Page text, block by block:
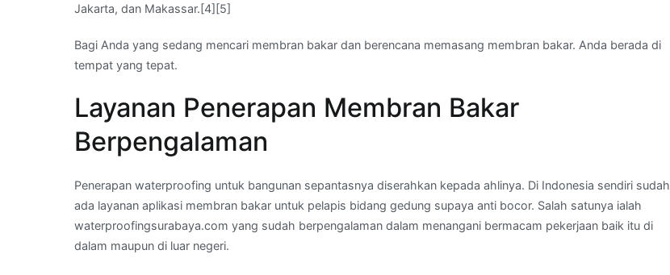
Jakarta, dan Makassar.[4][5]
Bagi Anda yang sedang mencari membran bakar dan berencana memasang membran bakar. Anda berada di
tempat yang tepat.
Layanan Penerapan Membran Bakar
Berpengalaman
Penerapan waterproofing untuk bangunan sepantasnya diserahkan kepada ahlinya. Di Indonesia sendiri sudah
ada layanan aplikasi membran bakar untuk pelapis bidang gedung supaya anti bocor. Salah satunya ialah
waterproofingsurabaya.com yang sudah berpengalaman dalam menangani bermacam pekerjaan baik itu di
dalam maupun di luar negeri.